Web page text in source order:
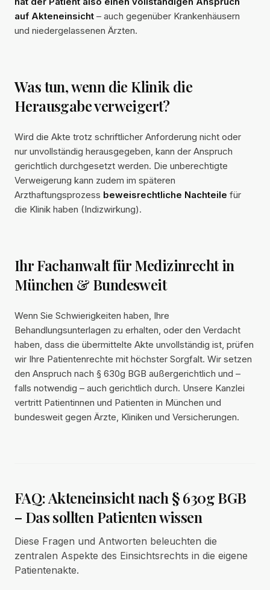
auf Akteneinsicht – auch gegenüber Krankenhäusern
und niedergelassenen Ärzten.
Was tun, wenn die Klinik die
Herausgabe verweigert?
Wird die Akte trotz schriftlicher Anforderung nicht oder
nur unvollständig herausgegeben, kann der Anspruch
gerichtlich durchgesetzt werden. Die unberechtigte
Verweigerung kann zudem im späteren
Arzthaftungsprozess beweisrechtliche Nachteile für
die Klinik haben (Indizwirkung).
Ihr Fachanwalt für Medizinrecht in
München & Bundesweit
Wenn Sie Schwierigkeiten haben, Ihre
Behandlungsunterlagen zu erhalten, oder den Verdacht
haben, dass die übermittelte Akte unvollständig ist, prüfen
wir Ihre Patientenrechte mit höchster Sorgfalt. Wir setzen
den Anspruch nach § 630g BGB außergerichtlich und –
falls notwendig – auch gerichtlich durch. Unsere Kanzlei
vertritt Patientinnen und Patienten in München und
bundesweit gegen Ärzte, Kliniken und Versicherungen.
FAQ: Akteneinsicht nach § 630g BGB
– Das sollten Patienten wissen
Diese Fragen und Antworten beleuchten die
zentralen Aspekte des Einsichtsrechts in die eigene
Patientenakte.